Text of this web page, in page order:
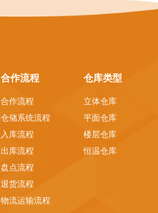
合作流程
合作流程
仓储系统流程
入库流程
出库流程
盘点流程
退货流程
物流运输流程
仓库类型
立体仓库
平面仓库
楼层仓库
恒温仓库